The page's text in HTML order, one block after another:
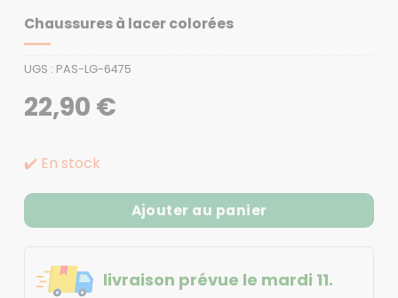
Chaussures à lacer colorées
UGS : PAS-LG-6475
22,90 €
✔️ En stock
Ajouter au panier
livraison prévue le mardi 11.